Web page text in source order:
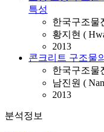
특성
한국구조물
황지현 (
2013
콘크리트 구조물
한국구조물
남진원 (
2013
분석정보